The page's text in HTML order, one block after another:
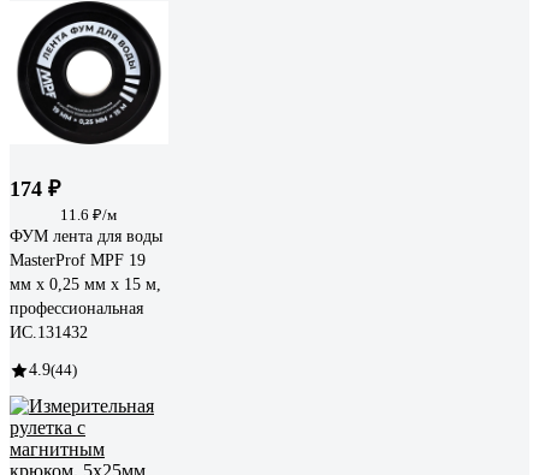
174 ₽
11.6 ₽/м
ФУМ лента для воды
MasterProf MPF 19
мм x 0,25 мм x 15 м,
профессиональная
ИС.131432
4.9(44)